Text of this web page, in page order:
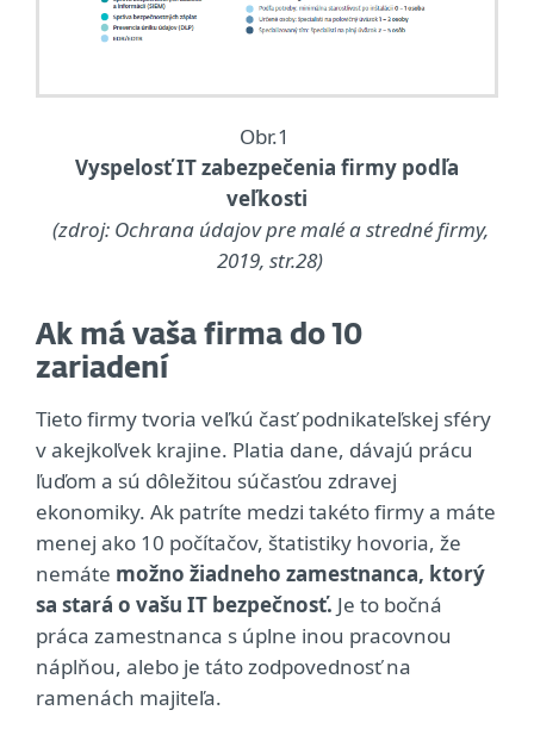
Obr.1
Vyspelosť IT zabezpečenia firmy podľa
veľkosti
(zdroj: Ochrana údajov pre malé a stredné firmy,
2019, str.28)
Ak má vaša firma do 10
zariadení
Tieto firmy tvoria veľkú časť podnikateľskej sféry
v akejkoľvek krajine. Platia dane, dávajú prácu
ľuďom a sú dôležitou súčasťou zdravej
ekonomiky. Ak patríte medzi takéto firmy a máte
menej ako 10 počítačov, štatistiky hovoria, že
nemáte možno žiadneho zamestnanca, ktorý
sa stará o vašu IT bezpečnosť. Je to bočná
práca zamestnanca s úplne inou pracovnou
náplňou, alebo je táto zodpovednosť na
ramenách majiteľa.